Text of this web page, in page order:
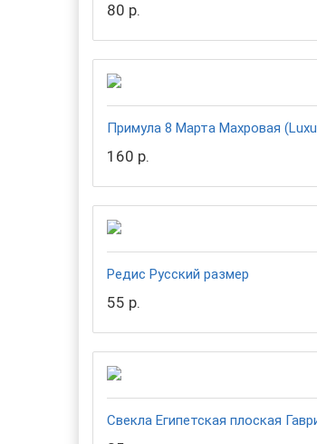
80 р.
Примула 8 Марта Махровая
160 р.
Редис Русский размер
55 р.
Свекла Египетская плоская